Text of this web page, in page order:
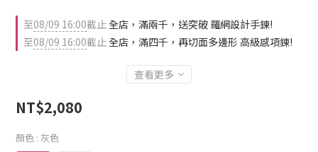
至08/09 16:00截止全店，滿兩千，送突破 羅網設計手鍊!
至08/09 16:00截止全店，滿四千，再切面多邊形 高級感項鍊!
查看更多
NT$2,080
顏色 : 灰色